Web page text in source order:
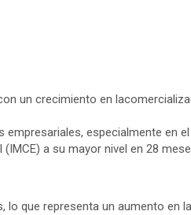
un crecimiento en
especialmente en
a su mayor nivel en 28
lo que representa un aumento en